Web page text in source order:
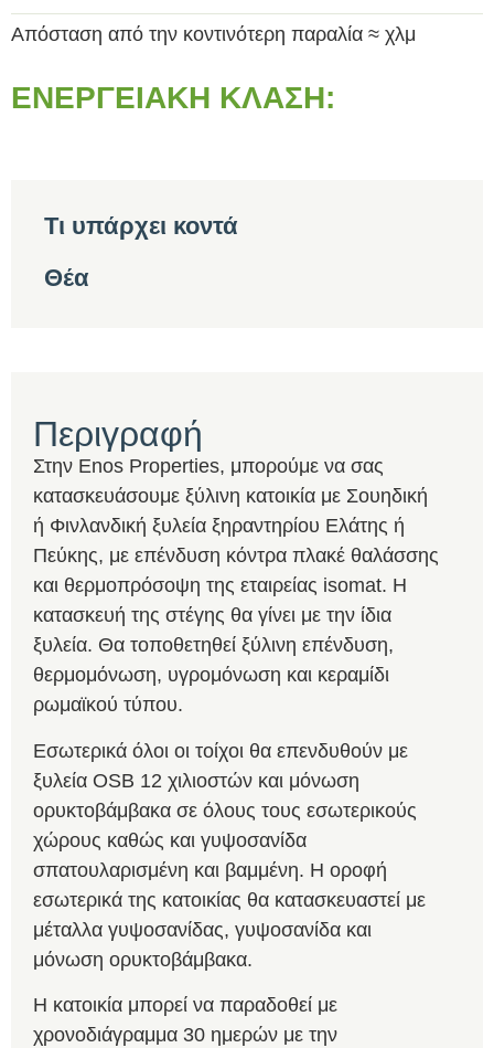
Απόσταση από την κοντινότερη παραλία ≈ χλμ
ΕΝΕΡΓΕΙΑΚΉ ΚΛΆΣΗ:
Τι υπάρχει κοντά
Θέα
Περιγραφή
Στην Enos Properties, μπορούμε να σας
κατασκευάσουμε ξύλινη κατοικία με Σουηδική
ή Φινλανδική ξυλεία ξηραντηρίου Ελάτης ή
Πεύκης, με επένδυση κόντρα πλακέ θαλάσσης
και θερμοπρόσοψη της εταιρείας isomat. Η
κατασκευή της στέγης θα γίνει με την ίδια
ξυλεία. Θα τοποθετηθεί ξύλινη επένδυση,
θερμομόνωση, υγρομόνωση και κεραμίδι
ρωμαϊκού τύπου.
Εσωτερικά όλοι οι τοίχοι θα επενδυθούν με
ξυλεία OSB 12 χιλιοστών και μόνωση
ορυκτοβάμβακα σε όλους τους εσωτερικούς
χώρους καθώς και γυψοσανίδα
σπατουλαρισμένη και βαμμένη. Η οροφή
εσωτερικά της κατοικίας θα κατασκευαστεί με
μέταλλα γυψοσανίδας, γυψοσανίδα και
μόνωση ορυκτοβάμβακα.
Η κατοικία μπορεί να παραδοθεί με
χρονοδιάγραμμα 30 ημερών με την